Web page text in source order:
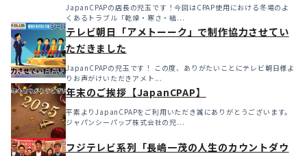
JapanCPAPの店長の児玉です！今回はCPAP使用における冬場のよ
くあるトラブル「乾燥・寒さ・結...
テレビ朝日「アメトーーク」で制作協力させてい
ただきました
JapanCPAPの児玉です！ この度、ありがたいことにテレビ朝日様よ
りお声がけいただきアメト...
年末のご挨拶【JapanCPAP】
平素よりJapanCPAPをご利用いただき誠にありがとうございます。
ジャパンシーパップ株式会社の児...
フジテレビ系列「長嶋一茂の人生のカウントダウ